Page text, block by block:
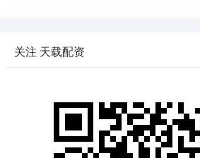
关注 天载配资